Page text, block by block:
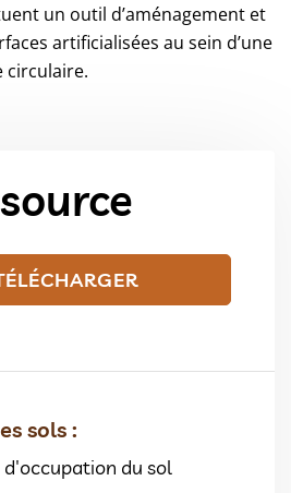
un outil d’aménagement et
artificialisées au sein d’une
circulaire.
sols :
du sol